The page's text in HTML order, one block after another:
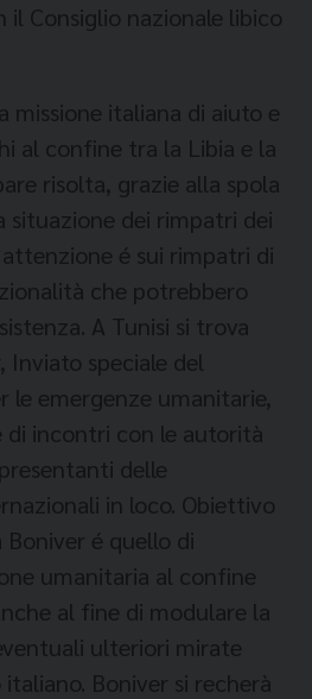
Consiglio nazionale libico
missione italiana di aiuto e
al confine tra la Libia e la
risolta, grazie alla spola
situazione dei rimpatri dei
é sui rimpatri di
che potrebbero
A Tunisi si trova
Inviato speciale del
le emergenze umanitarie,
di incontri con le autorità
delle
in loco. Obiettivo
é quello di
umanitaria al confine
al fine di modulare la
ulteriori mirate
Boniver si recherà